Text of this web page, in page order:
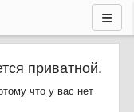
приватной.
что у вас нет